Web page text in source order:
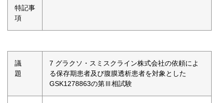
特記事
項
議
題
7 グラクソ・スミスクライン株式会社の依頼によ
る保存期患者及び腹膜透析患者を対象とした
GSK1278863の第Ⅲ相試験